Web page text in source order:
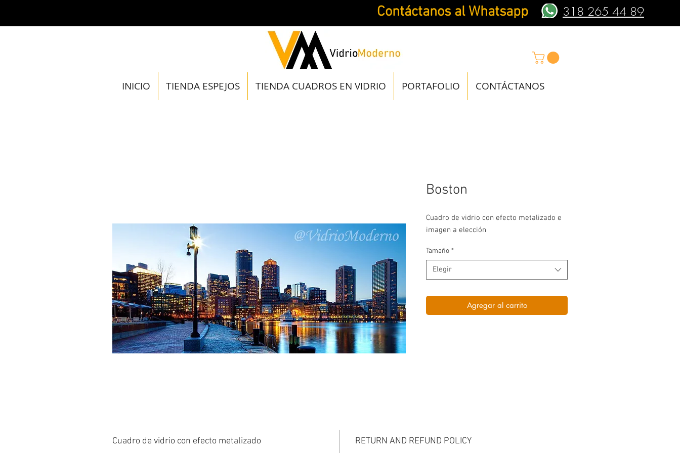
Contáctanos al Whatsapp 318 265 44 89
INICIO TIENDA ESPEJOS TIENDA CUADROS EN VIDRIO PORTAFOLIO CONTÁCTANOS
Boston
Cuadro de vidrio con efecto metalizado e
imagen a elección
Tamaño *
Elegir
Agregar al carrito
Cuadro de vidrio con efecto metalizado RETURN AND REFUND POLICY